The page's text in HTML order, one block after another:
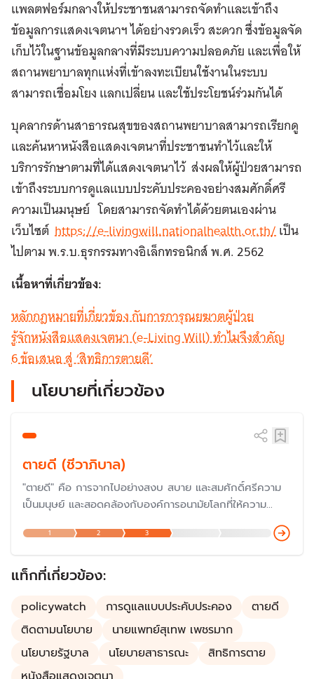
แพลตฟอร์มกลางให้ประชาชนสามารถจัดทำและเข้าถึง
ข้อมูลการแสดงเจตนาฯ ได้อย่างรวดเร็ว สะดวก ซึ่งข้อมูลจัด
เก็บไว้ในฐานข้อมูลกลางที่มีระบบความปลอดภัย และเพื่อให้
สถานพยาบาลทุกแห่งที่เข้าลงทะเบียนใช้งานในระบบ
สามารถเชื่อมโยง แลกเปลี่ยน และใช้ประโยชน์ร่วมกันได้
บุคลากรด้านสาธารณสุขของสถานพยาบาลสามารถเรียกดู
และค้นหาหนังสือแสดงเจตนาที่ประชาชนทำไว้และให้
บริการรักษาตามที่ได้แสดงเจตนาไว้ ส่งผลให้ผู้ป่วยสามารถ
เข้าถึงระบบการดูแลแบบประคับประคองอย่างสมศักดิ์ศรี
ความเป็นมนุษย์ โดยสามารถจัดทำได้ด้วยตนเองผ่าน
เว็บไซต์ https://e-livingwill.nationalhealth.or.th/เป็น
ไปตาม พ.ร.บ.ธุรกรรมทางอิเล็กทรอนิกส์ พ.ศ. 2562
เนื้อหาที่เกี่ยวข้อง:
หลักกฎหมายที่เกี่ยวข้อง กับการการุณยฆาตผู้ป่วย
รู้จักหนังสือแสดงเจตนา (e-Living Will) ทำไมจึงสำคัญ
6 ข้อเสนอ สู่ ‘สิทธิการตายดี’
นโยบายที่เกี่ยวข้อง
ตายดี (ชีวาภิบาล)
"ตายดี" คือ การจากไปอย่างสงบ สบาย และสมศักดิ์ศรีความ
เป็นมนุษย์ และสอดคล้องกับองค์การอนามัยโลกที่ให้ความ
สาธารณสุขต่อยอดเป็น "นโยบายสถานชีวาภิบาล" เพื่อเพิ่ม
คุณภาพชีวิตของผู้ป่วยที่ต้องการดูแลแบบพึ่งพา ผู้ป่วยระยะ
สุดท้าย ผู้ป่วยติดบ้าน ติดเตียง โดยครอบคลุมในทุกมิติ
1 2 3
แท็กที่เกี่ยวข้อง:
policywatch การดูแลแบบประคับประคอง
ตายดี
ติดตามนโยบาย
นายแพทย์สุเทพ เพชรมาก
นโยบายรัฐบาล
นโยบายสาธารณะ
สิทธิการตาย